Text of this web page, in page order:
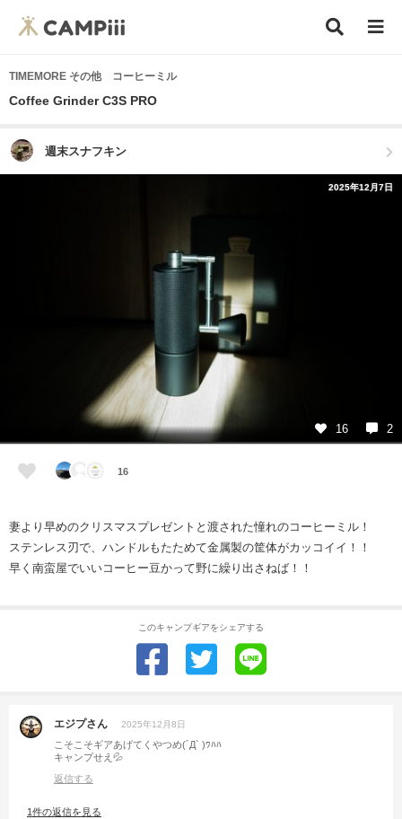
TIMEMORE その他 コーヒーミル
Coffee Grinder C3S PRO
週末スナフキン
2025年12月7日
16 2
16
妻より早めのクリスマスプレゼントと渡された憧れのコーヒーミル！
ステンレス刃で、ハンドルもたためて金属製の筐体がカッコイイ！！
早く南蛮屋でいいコーヒー豆かって野に繰り出さねば！！
このキャンプギアをシェアする
エジプさん 2025年12月8日
こそこそギアあげてくやつめ(´Д` )ﾜﾊﾊ
キャンプせえ💦
返信する
1件の返信を見る